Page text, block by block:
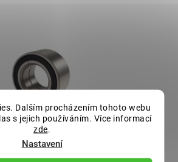
Dalším procházením tohoto webu
s jejich používáním. Více informací
zde
Nastavení
do bubnu
250x40